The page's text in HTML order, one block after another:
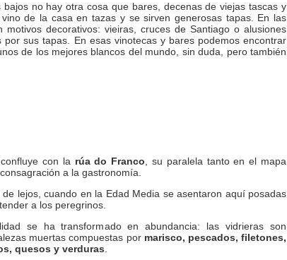
bajos no hay otra cosa que bares, decenas de viejas tascas y
de la casa en tazas y se sirven generosas tapas. En las
decorativos: vieiras, cruces de Santiago o alusiones
por sus tapas. En esas vinotecas y bares podemos encontrar
de los mejores blancos del mundo, sin duda, pero también
con la rúa do Franco , su paralela tanto en el mapa
a la gastronomía.
de lejos, cuando en la Edad Media se asentaron aquí posadas
a los peregrinos.
se ha transformado en abundancia: las vidrieras son
muertas compuestas por marisco, pescados, filetones,
quesos y verduras